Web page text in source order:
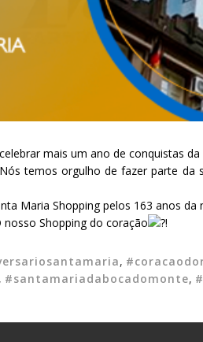
mais um ano de conquistas
temos orgulho de fazer parte
Maria Shopping pelos 163 anos da
nosso Shopping do coração
!
,
, #santamariadabocadomonte,